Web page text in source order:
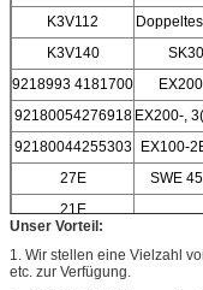
K3V112
K3V140
9218993 4181700
92180054276918 EX200-,
92180044255303
EX100-
27E
SWE
21E
Unser Vorteil:
1. Wir stellen eine Vielzahl
etc. zur Verfügung.